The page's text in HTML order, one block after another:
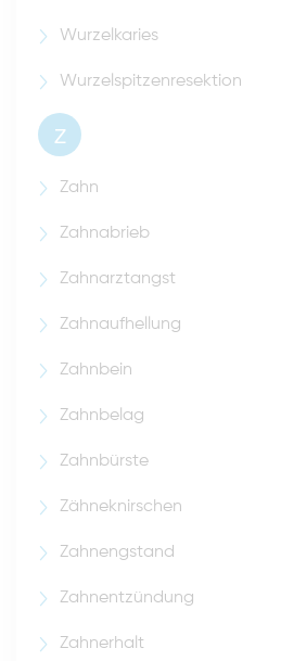
Wurzelkaries
Wurzelspitzenresektion
Z
Zahn
Zahnabrieb
Zahnarztangst
Zahnaufhellung
Zahnbein
Zahnbelag
Zahnbürste
Zähneknirschen
Zahnengstand
Zahnentzündung
Zahnerhalt